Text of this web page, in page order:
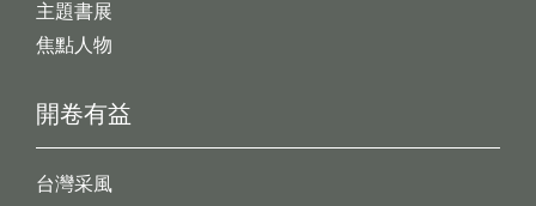
開卷有益
台灣采風
主題書展
焦點人物